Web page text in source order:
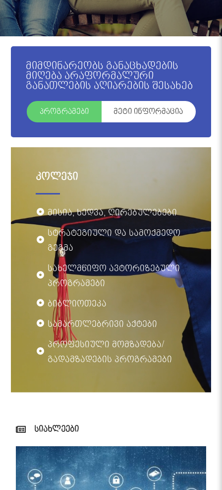
მიმდინარეობს განაცხადების
მიღება არაფორმალური
განათლების აღიარების შესახებ
პროგრამები მეტი ინფორმაცია
კოლეჯი
მისია, ხედვა, ღირებულებები
სტრატეგიული და სამოქმედო
გეგმა
სახელმწიფო ავტორიზებული
პროგრამები
ბიბლიოთეკა
სამართლებრივი აქტები
პროფესიული მომზადება/
გადამზადების პროგრამები
სიახლეები